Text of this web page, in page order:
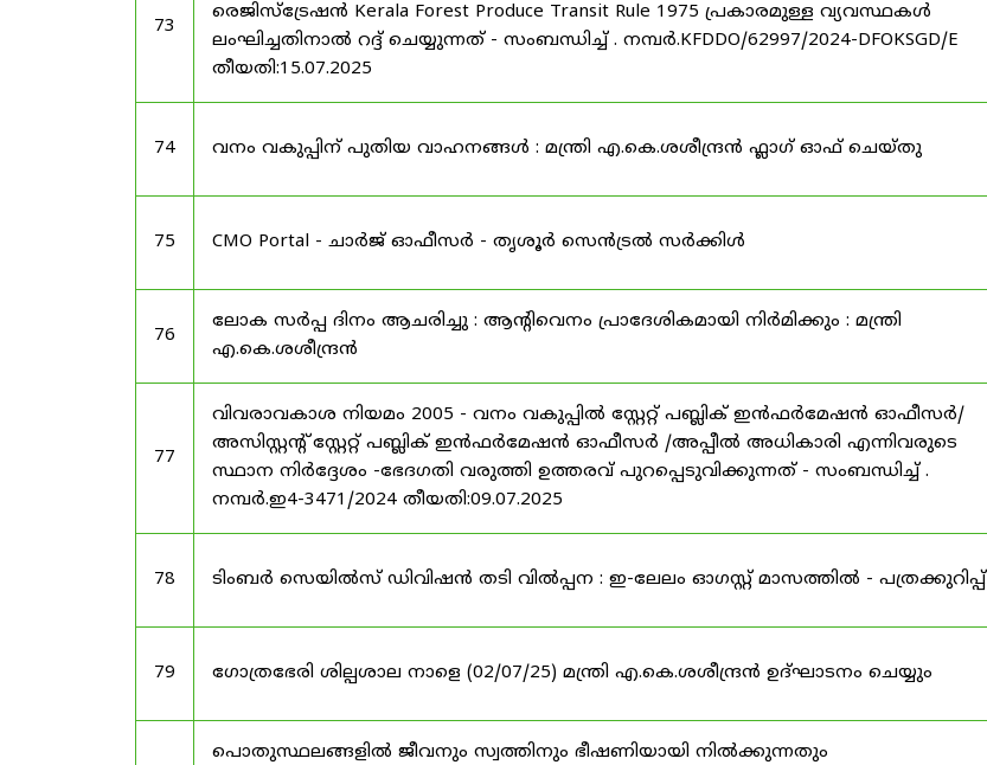
73
രെജിസ്ട്രേഷൻ Kerala Forest Produce Transit Rule 1975 പ്രകാരമുള്ള വ്യവസ്ഥകൾ
ലംഘിച്ചതിനാൽ റദ്ദ് ചെയ്യുന്നത് - സംബന്ധിച്ച് . നമ്പർ.KFDDO/62997/2024-DFOKSGD/E
തീയതി:15.07.2025
74 വനം വകുപ്പിന് പുതിയ വാഹനങ്ങൾ : മന്ത്രി എ.കെ.ശശീന്ദ്രൻ ഫ്ലാഗ് ഓഫ് ചെയ്തു
75 CMO Portal - ചാർജ് ഓഫീസർ - തൃശൂർ സെൻട്രൽ സർക്കിൾ
76
ലോക സർപ്പ ദിനം ആചരിച്ചു : ആന്റിവെനം പ്രാദേശികമായി നിർമിക്കും : മന്ത്രി
എ.കെ.ശശീന്ദ്രൻ
77
വിവരാവകാശ നിയമം 2005 - വനം വകുപ്പിൽ സ്റ്റേറ്റ് പബ്ലിക് ഇൻഫർമേഷൻ ഓഫീസർ/
അസിസ്റ്റന്റ് സ്റ്റേറ്റ് പബ്ലിക് ഇൻഫർമേഷൻ ഓഫീസർ /അപ്പീൽ അധികാരി എന്നിവരുടെ
സ്ഥാന നിർദ്ദേശം -ഭേദഗതി വരുത്തി ഉത്തരവ് പുറപ്പെടുവിക്കുന്നത് - സംബന്ധിച്ച് .
നമ്പർ.ഇ4-3471/2024 തീയതി:09.07.2025
78 ടിംബർ സെയിൽസ് ഡിവിഷൻ തടി വിൽപ്പന : ഇ-ലേലം ഓഗസ്റ്റ് മാസത്തിൽ - പത്രക്കുറിപ്പ്
79 ഗോത്രഭേരി ശില്പശാല നാളെ (02/07/25) മന്ത്രി എ.കെ.ശശീന്ദ്രൻ ഉദ്‌ഘാടനം ചെയ്യും
പൊതുസ്ഥലങ്ങളിൽ ജീവനും സ്വത്തിനും ഭീഷണിയായി നിൽക്കുന്നതും